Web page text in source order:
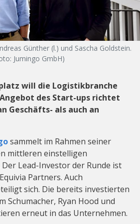
Günther (l.) und Sascha Goldstein.
Jumingo GmbH)
will die Logistikbranche
des Start-ups richtet
Geschäfts- als auch an
sammelt im Rahmen seiner
mittleren einstelligen
Lead-Investor der Runde ist
Partners. Auch
sich. Die bereits investierten
Schumacher, Ryan Hood und
erneut in das Unternehmen.